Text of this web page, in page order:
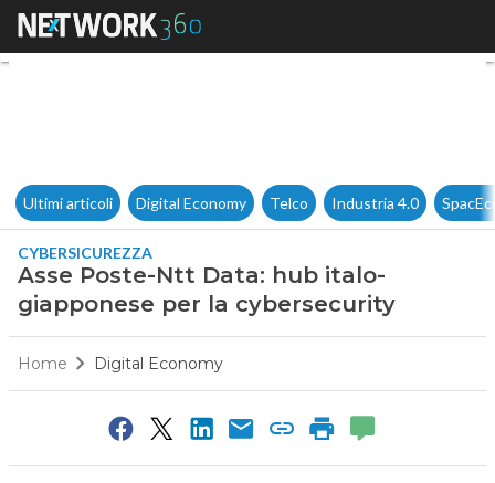
Asse Poste-Ntt Data: hub
Ultimi articoli Digital Economy Telco Industria 4.0
CYBERSICUREZZA
Asse Poste-Ntt Data: hub italo-
giapponese per la cybersecurity
Home Digital Economy